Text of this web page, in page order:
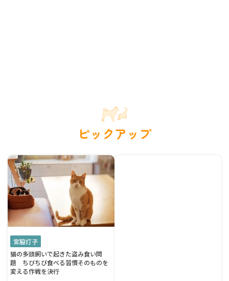
ピックアップ
宮脇灯子
猫の多頭飼いで起きた盗み食い問
題 ちびちび食べる習慣そのものを
変える作戦を決行